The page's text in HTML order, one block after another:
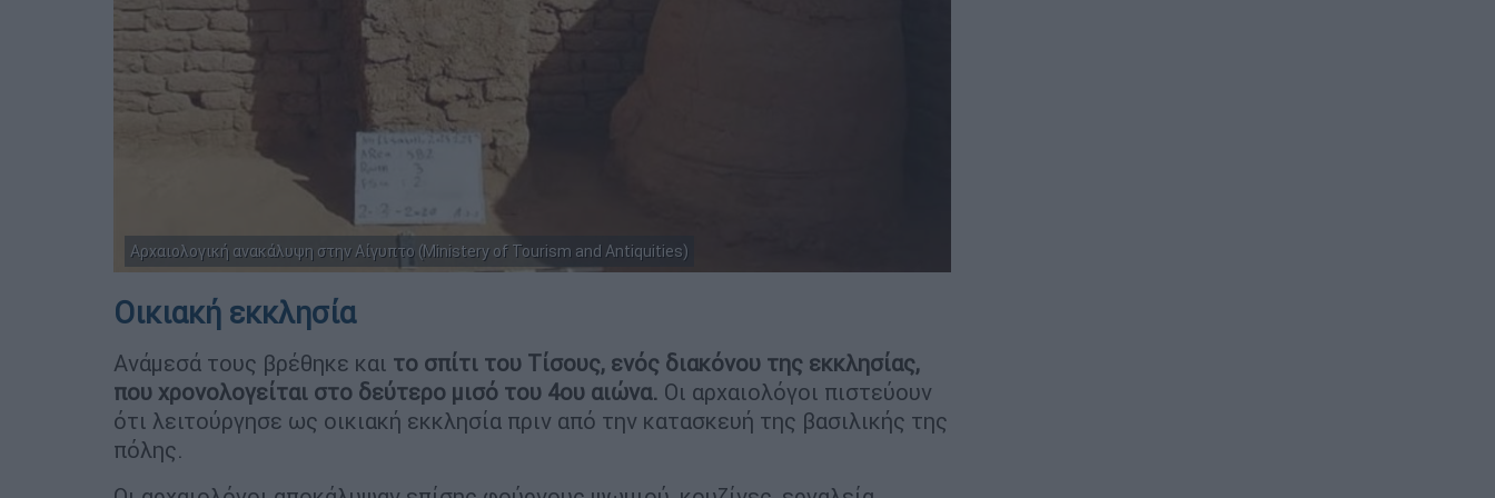
Αρχαιολογική ανακάλυψη στην Αίγυπτο (Ministery of Tourism and Antiquities)
Οικιακή εκκλησία
Ανάμεσά τους βρέθηκε και το σπίτι του Τίσους, ενός διακόνου της εκκλησίας,
που χρονολογείται στο δεύτερο μισό του 4ου αιώνα. Οι αρχαιολόγοι πιστεύουν
ότι λειτούργησε ως οικιακή εκκλησία πριν από την κατασκευή της βασιλικής της
πόλης.